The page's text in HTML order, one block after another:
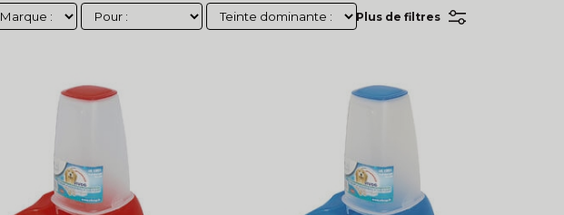
Plus de filtres